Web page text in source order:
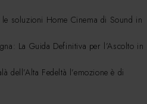
soluzioni Home Cinema di Sound in
La Guida Definitiva per l’Ascolto in
dell’Alta Fedeltà l’emozione è di